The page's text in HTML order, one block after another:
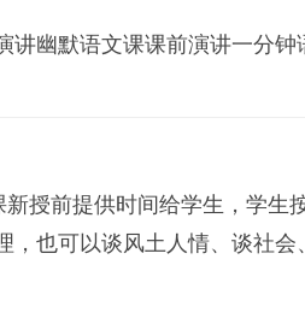
讲幽默语文课课前演讲一分
新授前提供时间给学生，学
，也可以谈风土人情、谈社